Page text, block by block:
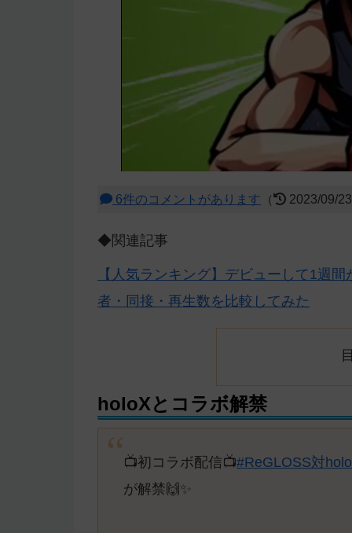
6件のコメントがあります （ 2023/09/
◆関連記事
【人気ランキング】デビューして1週
者・同接・再生数を比較してみた
holoXとコラボ解禁
📺初コラボ配信📺#ReGLOSS対
が解禁🙌✨